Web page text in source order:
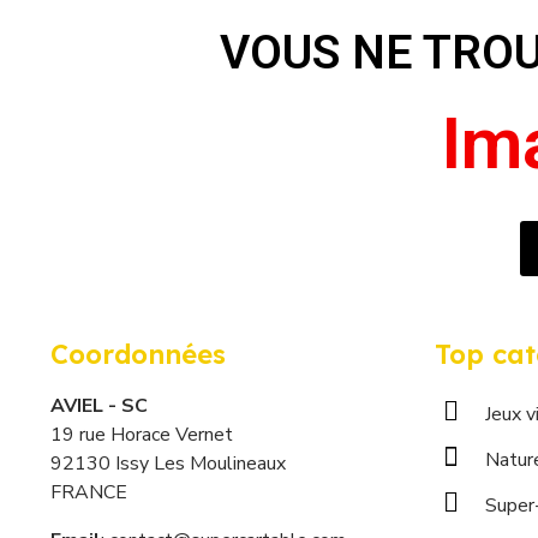
VOUS NE
En
Im
Pe
No
Coordonnées
AVIEL - SC
19 rue Horace Vernet
92130 Issy Les Moulineaux
FRANCE
Top
Jeux